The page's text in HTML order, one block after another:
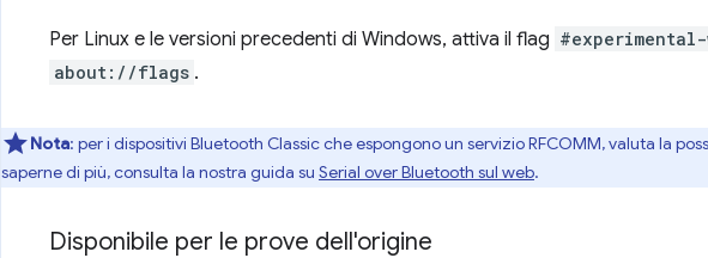
Per Linux e le versioni precedenti di Windows, attiva il flag
about://flags .
Nota: per i dispositivi Bluetooth Classic che espongono un servizio RFCOMM, valuta la
saperne di più, consulta la nostra guida su Serial over Bluetooth sul web.
Disponibile per le prove dell'origine